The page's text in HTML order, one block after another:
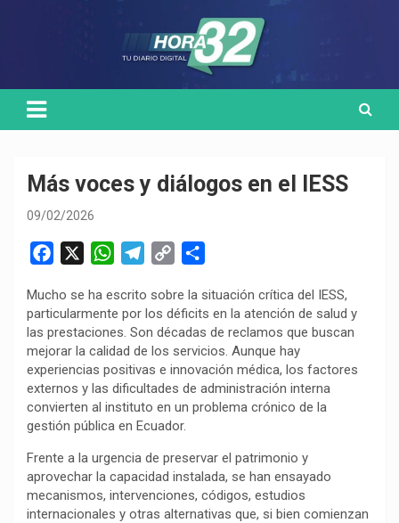
Más voces y diálogos en el IESS
09/02/2026
c
e
b
o
o
k
W
a
t
s
A
p
p
l
e
g
r
a
m
p
y
L
i
n
k
m
p
a
r
t
i
Mucho se ha escrito sobre la situación crítica del IESS,
particularmente por los déficits en la atención de salud y
las prestaciones. Son décadas de reclamos que buscan
mejorar la calidad de los servicios. Aunque hay
experiencias positivas e innovación médica, los factores
externos y las dificultades de administración interna
convierten al instituto en un problema crónico de la
gestión pública en Ecuador.
Frente a la urgencia de preservar el patrimonio y
aprovechar la capacidad instalada, se han ensayado
mecanismos, intervenciones, códigos, estudios
internacionales y otras alternativas que, si bien comienzan